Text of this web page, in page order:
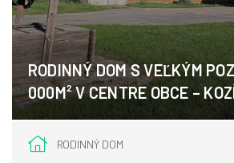
RODINNÝ DOM S VEĽKÝM
000M² V CENTRE OBCE –
Kozí vrbovok, Kozí Vrbovok
RODINNÝ DOM